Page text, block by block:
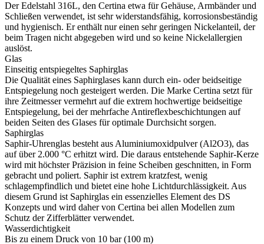
Der Edelstahl 316L, den Certina etwa für Gehäuse, Armbänder und
Schließen verwendet, ist sehr widerstandsfähig, korrosionsbeständig
und hygienisch. Er enthält nur einen sehr geringen Nickelanteil, der
beim Tragen nicht abgegeben wird und so keine Nickelallergien
auslöst.
Glas
Einseitig entspiegeltes Saphirglas
Die Qualität eines Saphirglases kann durch ein- oder beidseitige
Entspiegelung noch gesteigert werden. Die Marke Certina setzt für
ihre Zeitmesser vermehrt auf die extrem hochwertige beidseitige
Entspiegelung, bei der mehrfache Antireflexbeschichtungen auf
beiden Seiten des Glases für optimale Durchsicht sorgen.
Saphirglas
Saphir-Uhrenglas besteht aus Aluminiumoxidpulver (Al2O3), das
auf über 2.000 °C erhitzt wird. Die daraus entstehende Saphir-Kerze
wird mit höchster Präzision in feine Scheiben geschnitten, in Form
gebracht und poliert. Saphir ist extrem kratzfest, wenig
schlagempfindlich und bietet eine hohe Lichtdurchlässigkeit. Aus
diesem Grund ist Saphirglas ein essenzielles Element des DS
Konzepts und wird daher von Certina bei allen Modellen zum
Schutz der Zifferblätter verwendet.
Wasserdichtigkeit
Bis zu einem Druck von 10 bar (100 m)